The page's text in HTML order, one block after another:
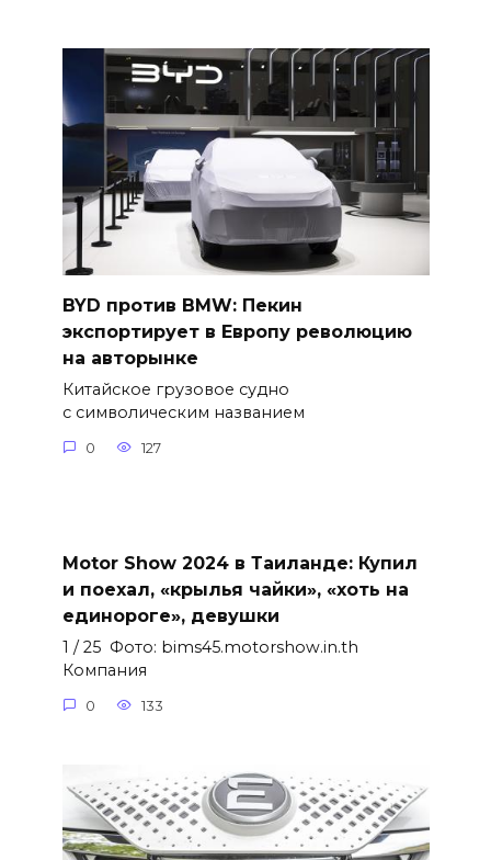
BYD против BMW: Пекин
экспортирует в Европу революцию
на авторынке
Китайское грузовое судно
с символическим названием
0 127
Motor Show 2024 в Таиланде: Купил
и поехал, «крылья чайки», «хоть на
единороге», девушки
1 / 25 Фото: bims45.motorshow.in.th
Компания
0 133